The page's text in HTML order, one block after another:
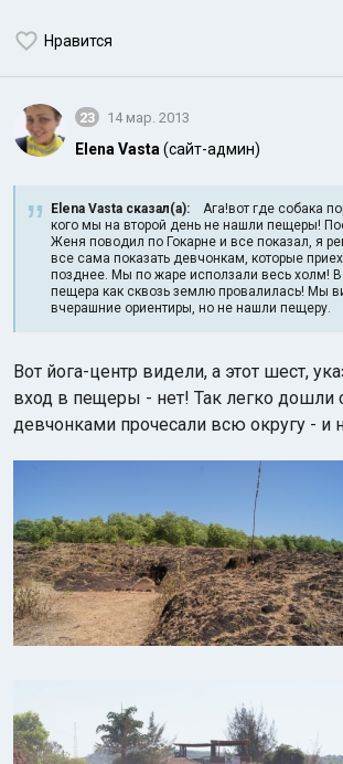
Нравится
23 14 мар. 2013
Elena Vasta (сайт-админ)
Elena Vasta сказал(а): Ага!вот где собака
кого мы на второй день не нашли пещеры!
Женя поводил по Гокарне и все показал, я
все сама показать девчонкам, которые
позднее. Мы по жаре исползали весь холм!
пещера как сквозь землю провалилась! Мы
вчерашние ориентиры, но не нашли пещеру.
Вот йога-центр видели, а этот шест,
вход в пещеры - нет! Так легко дошли
девчонками прочесали всю округу - и